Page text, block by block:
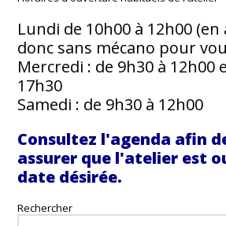
Lundi de 10h00 à 12h00
donc sans mécano pour
Mercredi : de 9h30 à 12h00
17h30
Samedi : de 9h30 à 12h00
Consultez l'agenda afin
assurer que l'atelier est
date désirée.
Rechercher